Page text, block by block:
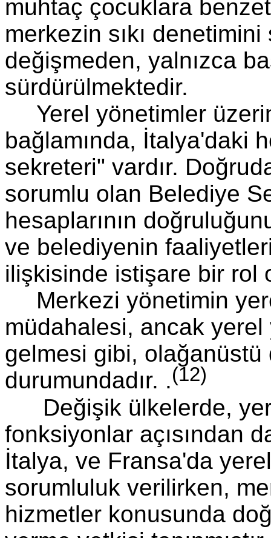
muhtaç çocuklara
merkezin sıkı
değişmeden, yalnızca
sürdürülmektedir.
Yerel yönetimler
bağlamında, İtalya'daki
sekreteri" vardır.
sorumlu olan Belediye
hesaplarının
ve belediyenin
ilişkisinde istişare bir rol
Merkezi yönetimin
müdahalesi, ancak
gelmesi gibi, olağanüstü
durumundadır. .(12)
Değişik ülkelerde,
fonksiyonlar açısından
İtalya, ve Fransa'da
sorumluluk verilirken,
hizmetler konusunda